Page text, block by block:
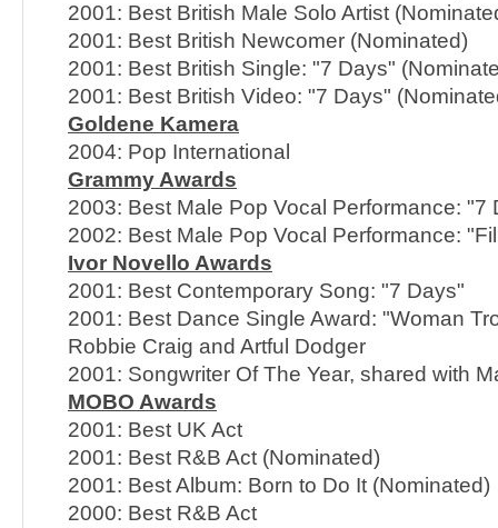
2001: Best British Male Solo Artist
2001: Best British Newcomer (Nominated)
2001: Best British Single: "7 Days"
2001: Best British Video: "7 Days"
Goldene Kamera
2004: Pop International
Grammy Awards
2003: Best Male Pop Vocal Performance: "7
2002: Best Male Pop Vocal Performance:
Ivor Novello Awards
2001: Best Contemporary Song: "7 Days"
2001: Best Dance Single Award: "Woman
Robbie Craig and Artful Dodger
2001: Songwriter Of The Year, shared with
MOBO Awards
2001: Best UK Act
2001: Best R&B Act (Nominated)
2001: Best Album: Born to Do It (Nominated)
2000: Best R&B Act